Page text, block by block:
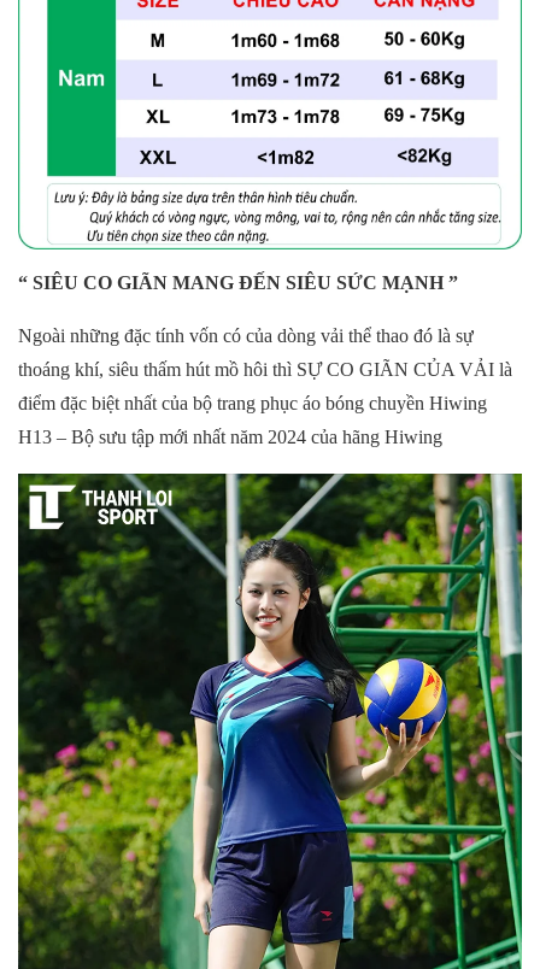
“ SIÊU CO GIÃN MANG ĐẾN SIÊU SỨC MẠNH ”
Ngoài những đặc tính vốn có của dòng vải thể thao đó là sự
thoáng khí, siêu thấm hút mồ hôi thì SỰ CO GIÃN CỦA VẢI là
điểm đặc biệt nhất của bộ trang phục áo bóng chuyền Hiwing
H13 – Bộ sưu tập mới nhất năm 2024 của hãng Hiwing